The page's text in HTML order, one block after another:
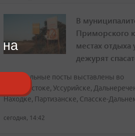
В
Приморского
местах отдыха
дежурят
Спасательные посты выставлены во
Владивостоке, Уссурийске,
Находке, Партизанске, Спасске-
сегодня, 14:42